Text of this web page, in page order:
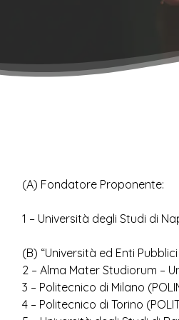
(A) Fondatore Proponente:
1 – Università degli Studi di
(B) “Università ed Enti
2 – Alma Mater Studiorum –
3 – Politecnico di Milano
4 – Politecnico di Torino